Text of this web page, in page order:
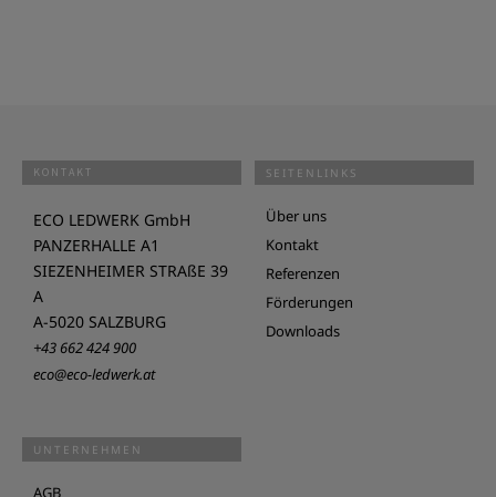
KONTAKT
ECO LEDWERK GmbH
PANZERHALLE A1
SIEZENHEIMER STRAßE 39
A
A-5020 SALZBURG
+43 662 424 900
eco@eco-ledwerk.at
SEITENLINKS
Über uns
Kontakt
Referenzen
Förderungen
Downloads
UNTERNEHMEN
AGB